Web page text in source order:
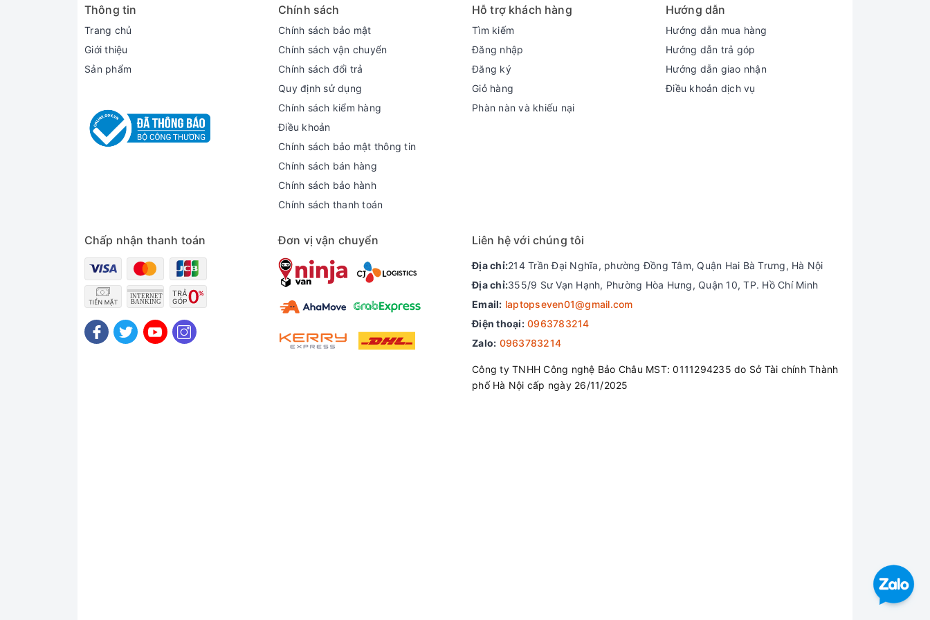
hình ảnh rõ nét và mượt mà hơn. Đặc biệt là các game thủ chơi các tựa game FPS , AAA , ...
Thông tin
Trang chủ
Giới thiệu
Sản phẩm
Chính sách
Chính sách bảo mật
Chính sách vận chuyển
Chính sách đổi trả
Quy định sử dụng
Chính sách kiểm hàng
Điều khoản
Chính sách bảo mật thông tin
Chính sách bán hàng
Chính sách bảo hành
Chính sách thanh toán
Hỗ trợ khách hàng
Tìm kiếm
Đăng nhập
Đăng ký
Giỏ hàng
Phàn nàn và khiếu nại
Hướng dẫn
Hướng dẫn mua hàng
Hướng dẫn trả góp
Hướng dẫn giao nhận
Điều khoản dịch vụ
Chấp nhận thanh toán Đơn vị vận chuyển Liên hệ với chúng tôi
Địa chỉ:214 Trần Đại Nghĩa, phường Đồng Tâm, Quận Hai Bà Trưng, Hà Nội
Địa chỉ:355/9 Sư Vạn Hạnh, Phường Hòa Hưng, Quận 10, TP. Hồ Chí Minh
Email: laptopseven01@gmail.com
Điện thoại: 0963783214
Zalo: 0963783214
Công ty TNHH Công nghệ Bảo Châu MST: 0111294235 do Sở Tài chính Thành
phố Hà Nội cấp ngày 26/11/2025